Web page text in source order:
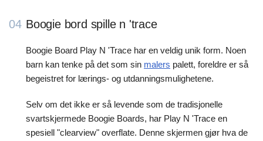
04 Boogie bord spille n 'trace
Boogie Board Play N 'Trace har en veldig unik form. Noen
barn kan tenke på det som sin malers palett, foreldre er så
begeistret for lærings- og utdanningsmulighetene.
Selv om det ikke er så levende som de tradisjonelle
svartskjermede Boogie Boards, har Play N 'Trace en
spesiell "clearview" overflate. Denne skjermen gjør hva de